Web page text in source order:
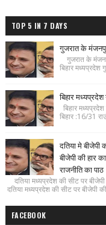
TOP 5 IN 7 DAYS
गुजरात के
गुजरात के
बिहार
बिहार
बिहार
बिहार :16/31
दतिया मे
बीजेपी की हार
राजनीति का पाठ
दतिया मध्यप्रदेश की सीट पर
दतिया मध्यप्रदेश की सीट पर बीजेपी
FACEBOOK